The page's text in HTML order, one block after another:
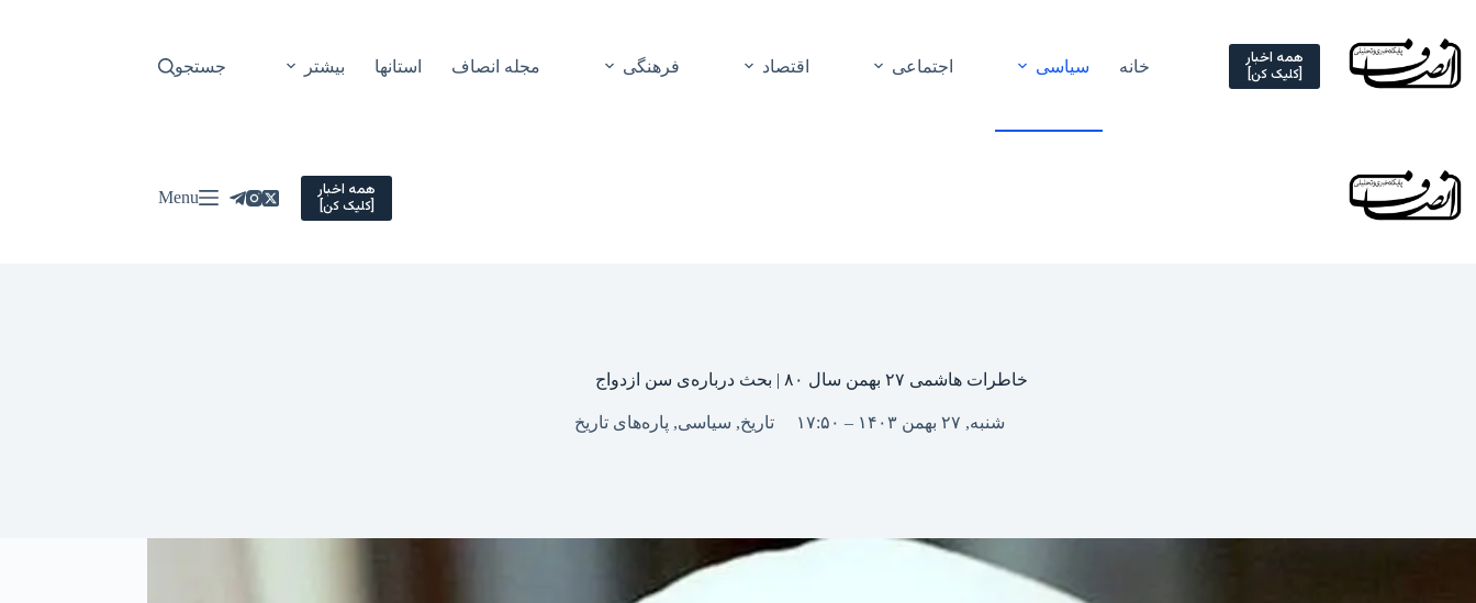
content
همه اخبار
[کلیک کن] خانه سیاسی اجتماعی اقتصاد فرهنگی مجله انصاف استانها بیشتر جستجو
همه اخبار
[کلیک کن] Menu
خاطرات هاشمی ۲۷ بهمن سال ۸۰ | بحث درباره‌ی سن ازدواج
شنبه, ۲۷ بهمن ۱۴۰۳ – ۱۷:۵۰ تاریخ, سیاسی, پاره‌های تاریخ